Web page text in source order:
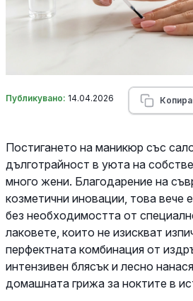
Публикувано: 14.04.2026
Постигането на маникюр със
дълготрайност в уюта на
много жени. Благодарение на
козметични иновации, това вече
без необходимостта от
лаковете, които не изискват
перфектната комбинация от
интензивен блясък и лесно
домашната грижа за ноктите в